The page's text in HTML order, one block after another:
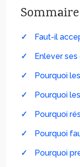
Faut-il
Enlever
Pourquoi
Pourquoi
Pourquoi
Pourquoi
Pourquoi